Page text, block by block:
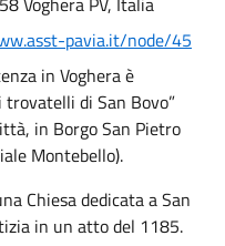
pavia.it/node/45
in Voghera è
di San Bovo”
in Borgo San Pietro
Montebello).
Chiesa dedicata a San
in un atto del 1185.